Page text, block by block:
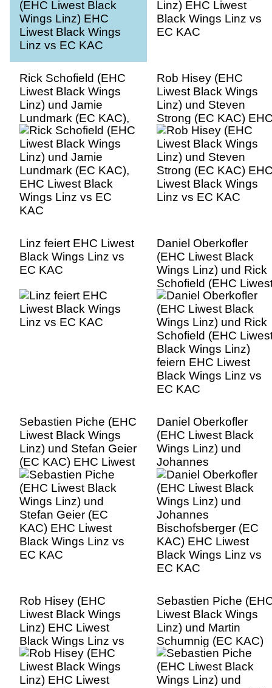
Rick Schofield (EHC
Liwest Black Wings
Linz) und Jamie
Lundmark (EC KAC),
EHC Liwest Black
Wings Linz vs EC
KAC
Rob Hisey (EHC
Liwest Black Wings
Linz) und Steven
Strong (EC KAC)
Liwest Black Wings
Linz vs EC KAC
Linz feiert EHC Liwest
Black Wings Linz vs
EC KAC
Daniel Oberkofler
(EHC Liwest Black
Wings Linz) und Rick
Schofield (EHC
Black Wings Linz)
feiern EHC Liwest
Black Wings Linz vs
EC KAC
Sebastien Piche (EHC
Liwest Black Wings
Linz) und Stefan Geier
(EC KAC) EHC Liwest
Black Wings Linz vs
EC KAC
Daniel Oberkofler
(EHC Liwest Black
Wings Linz) und
Johannes
Bischofsberger (EC
KAC) EHC Liwest
Black Wings Linz vs
EC KAC
Rob Hisey (EHC
Liwest Black Wings
Linz) EHC Liwest
Black Wings Linz vs
EC KAC
Sebastien Piche
Liwest Black Wings
Linz) und Martin
Schumnig (EC KAC)
EHC Liwest Black
Wings Linz vs EC
KAC